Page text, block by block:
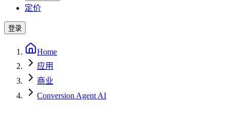
定价
登录
Home
应用
商业
Conversion Agent AI